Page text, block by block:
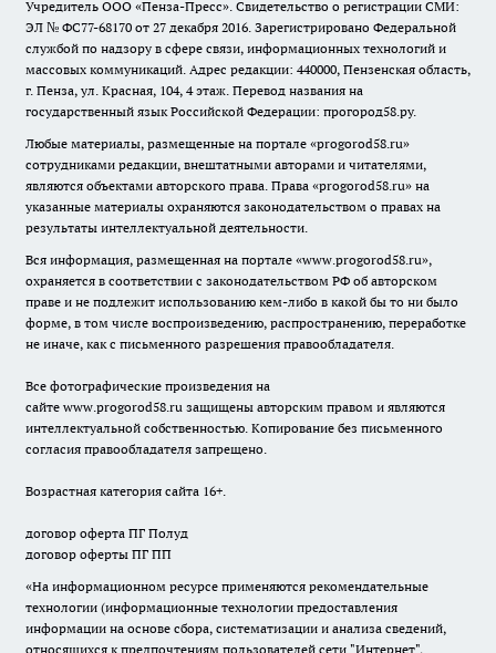
Учредитель ООО «Пенза-Пресс». Свидетельство о регистрации СМИ:
ЭЛ № ФС77-68170 от 27 декабря 2016. Зарегистрировано Федеральной
службой по надзору в сфере связи, информационных технологий и
массовых коммуникаций. Адрес редакции: 440000, Пензенская область,
г. Пенза, ул. Красная, 104, 4 этаж. Перевод названия на
государственный язык Российской Федерации: прогород58.ру.
Любые материалы, размещенные на портале «progorod58.ru»
сотрудниками редакции, внештатными авторами и читателями,
являются объектами авторского права. Права «progorod58.ru» на
указанные материалы охраняются законодательством о правах на
результаты интеллектуальной деятельности.
Вся информация, размещенная на портале «www.progorod58.ru»,
охраняется в соответствии с законодательством РФ об авторском
праве и не подлежит использованию кем-либо в какой бы то ни было
форме, в том числе воспроизведению, распространению, переработке
не иначе, как с письменного разрешения правообладателя.
Все фотографические произведения на
сайте www.progorod58.ru защищены авторским правом и являются
интеллектуальной собственностью. Копирование без письменного
согласия правообладателя запрещено.
Возрастная категория сайта 16+.
договор оферта ПГ Полуд
договор оферты ПГ ПП
«На информационном ресурсе применяются рекомендательные
технологии (информационные технологии предоставления
информации на основе сбора, систематизации и анализа сведений,
относящихся к предпочтениям пользователей сети "Интернет",